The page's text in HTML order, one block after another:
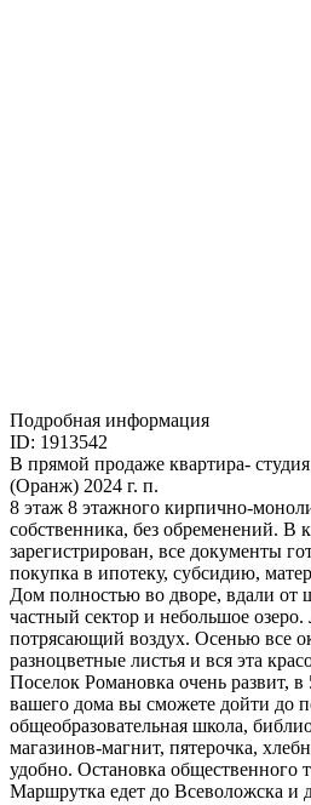
Подробная информация
ID: 1913542
В прямой продаже квартира-
(Оранж) 2024 г. п.
8 этаж 8 этажного кирпично-
собственника, без обременений. В
зарегистрирован, все документы
покупка в ипотеку, субсидию,
Дом полностью во дворе, вдали от
частный сектор и небольшое озеро.
потрясающий воздух. Осенью все
разноцветные листья и вся эта
Поселок Романовка очень развит,
вашего дома вы сможете дойти до
общеобразовательная школа,
магазинов-магнит, пятерочка,
удобно. Остановка общественного
Маршрутка едет до Всеволожска и